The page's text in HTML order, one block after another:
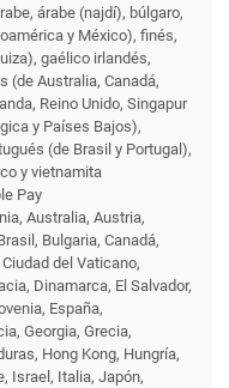
árabe (najdí), búlgaro,
y México), finés,
gaélico irlandés,
(de Australia, Canadá,
Reino Unido, Singapur
y Países Bajos),
(de Brasil y Portugal),
y vietnamita
Pay
Australia, Austria,
Bulgaria, Canadá,
del Vaticano,
Dinamarca, El Salvador,
España,
Georgia, Grecia,
Hong Kong, Hungría,
Israel, Italia, Japón,